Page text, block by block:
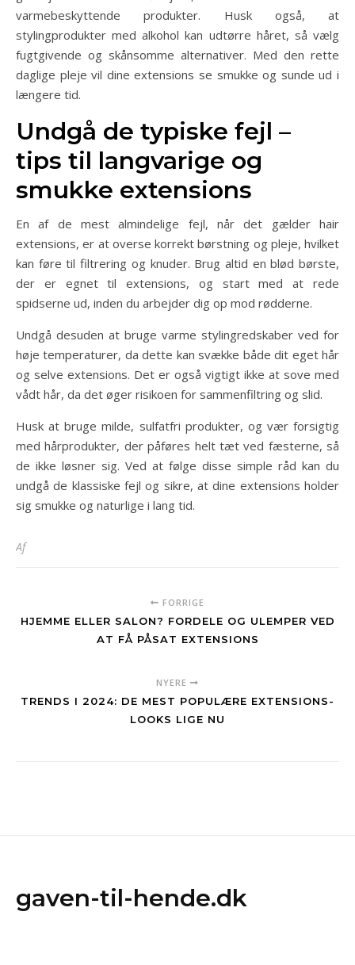
varmebeskyttende produkter. Husk også, at
stylingprodukter med alkohol kan udtørre håret, så vælg
fugtgivende og skånsomme alternativer. Med den rette
daglige pleje vil dine extensions se smukke og sunde ud i
længere tid.
Undgå de typiske fejl –
tips til langvarige og
smukke extensions
En af de mest almindelige fejl, når det gælder hair
extensions, er at overse korrekt børstning og pleje, hvilket
kan føre til filtrering og knuder. Brug altid en blød børste,
der er egnet til extensions, og start med at rede
spidserne ud, inden du arbejder dig op mod rødderne.
Undgå desuden at bruge varme stylingredskaber ved for
høje temperaturer, da dette kan svække både dit eget hår
og selve extensions. Det er også vigtigt ikke at sove med
vådt hår, da det øger risikoen for sammenfiltring og slid.
Husk at bruge milde, sulfatfri produkter, og vær forsigtig
med hårprodukter, der påføres helt tæt ved fæsterne, så
de ikke løsner sig. Ved at følge disse simple råd kan du
undgå de klassiske fejl og sikre, at dine extensions holder
sig smukke og naturlige i lang tid.
Af
FORRIGE
HJEMME ELLER SALON? FORDELE OG ULEMPER VED
AT FÅ PÅSAT EXTENSIONS
NYERE
TRENDS I 2024: DE MEST POPULÆRE EXTENSIONS-
LOOKS LIGE NU
gaven-til-hende.dk